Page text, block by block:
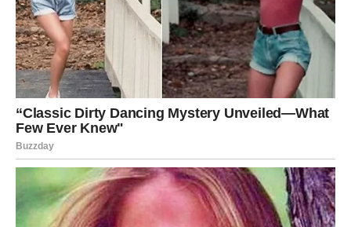
Na kraju, Kejti Peri je poručila svojim obožavateljima da je
uvek tu za njih. “Znam da toliko ljudi pati na toliko mnogo
načina i da je internet deponija za poremećene i neizlečene,”
napisala je, naglašavajući važnost međusobne podrške u
teškim vremenima. Njena sposobnost da se poveže sa
publikom kroz muziku i lična iskustva pokazuje njen strastveni
pristup umetnosti, dok istovremeno podstiče otvoreni dijalog o
mentalnom zdravlju i samoprihvaćanju. Ovakva otvorenost
može ohrabriti mnoge da se suoče sa sopstvenim problemima
i da potraže pomoć kada im je potrebna.